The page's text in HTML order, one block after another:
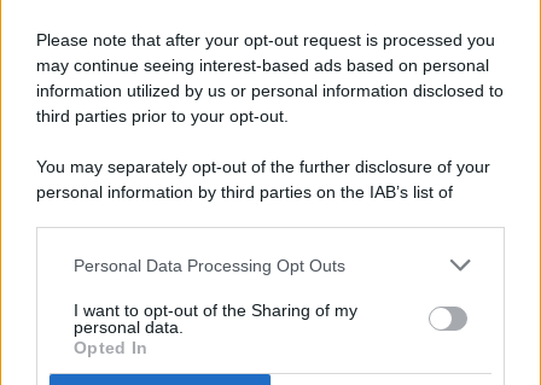
Please note that after your opt-out request is processed you
may continue seeing interest-based ads based on personal
information utilized by us or personal information disclosed to
third parties prior to your opt-out.
You may separately opt-out of the further disclosure of your
personal information by third parties on the IAB’s list of
This information may also be disclosed by us to third parties
disclose it to other third parties.
Personal Data Processing Opt Outs
I want to opt-out of the Sharing of my
personal data.
Opted In
ISCRIZIONE AL ROC N. 35792 – ISCRITTA ALL’ANSO
(ASSOCIAZIONE NAZIONALE STAMPA ONLINE)
PREFERENZE PRIVACY